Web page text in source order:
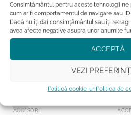
Consimțământul pentru aceste tehnologii ne
cum ar fi comportamentul de navigare sau
Dacă nu îți dai consimțământul sau îți
avea afecte negative asupra unor anumite
ACCEPTĂ
VEZI
Politică cookie-uriPolitica de
S-ar putea sa-ti placa si…
ACCESORII